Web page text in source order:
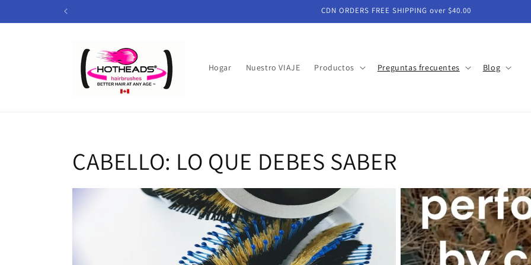
al contenido
CDN ORDERS FREE SHIPPING over $40.00
Hogar Nuestro VIAJE Productos Preguntas frecuentes Blog
CABELLO: LO QUE DEBES SABER